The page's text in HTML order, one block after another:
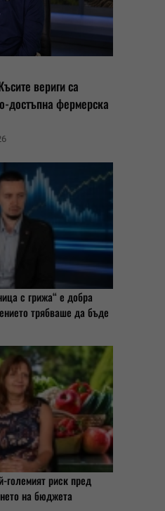
вериги са
достъпна фермерска
с грижа“ е добра
трябваше да бъде
големият риск пред
на бюджета